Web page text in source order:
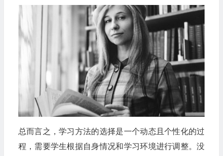
总而言之，学习方法的选择是一个动态且个性化的过
程，需要学生根据自身情况和学习环境进行调整。没